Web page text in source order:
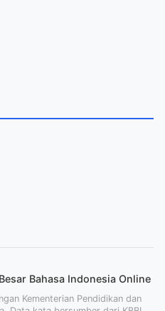
Bahasa Indonesia Online
Kementerian Pendidikan dan